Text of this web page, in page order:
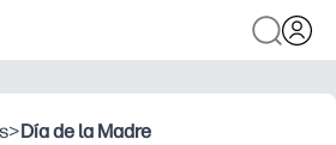
>Día de la Madre